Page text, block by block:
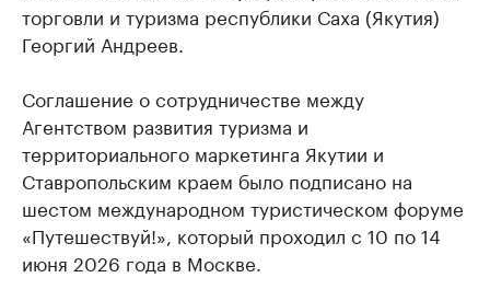
торговли и туризма республики Саха (Якутия)
Георгий Андреев.
Соглашение о сотрудничестве между
Агентством развития туризма и
территориального маркетинга Якутии и
Ставропольским краем было подписано на
шестом международном туристическом форуме
«Путешествуй!», который проходил с 10 по 14
июня 2026 года в Москве.